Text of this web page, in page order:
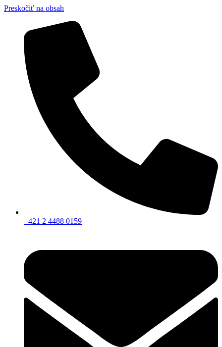
Preskočiť na obsah
+421 2 4488 0159